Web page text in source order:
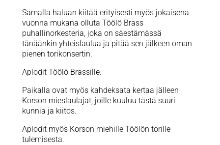
Samalla haluan kiitää erityisesti myös jokaisena
vuonna mukana olluta Töölö Brass
puhallinorkesteria, joka on säestämässä
tänäänkin yhteislaulua ja pitää sen jälkeen oman
pienen torikonsertin.
Aplodit Töölö Brassille.
Paikalla ovat myös kahdeksata kertaa jälleen
Korson mieslaulajat, joille kuuluu tästä suuri
kunnia ja kiitos.
Aplodit myös Korson miehille Töölön torille
tulemisesta.